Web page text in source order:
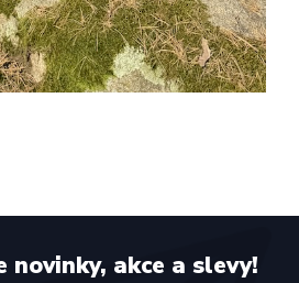
novinky, akce a slevy!